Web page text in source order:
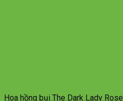
Hoa hồng bụi The Dark Lady Rose